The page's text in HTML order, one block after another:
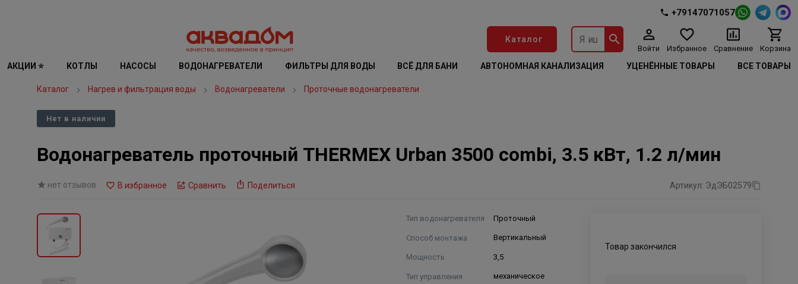
+79147071057
Каталог
Войти Избранное Сравнение Корзина
АКЦИИ ⭐ КОТЛЫ НАСОСЫ ВОДОНАГРЕВАТЕЛИ ФИЛЬТРЫ ДЛЯ ВОДЫ ВСЁ ДЛЯ БАНИ АВТОНОМНАЯ КАНАЛИЗАЦИЯ УЦЕНЁННЫЕ ТОВАРЫ ВСЕ ТОВАРЫ
Каталог Нагрев и фильтрация воды Водонагреватели Проточные водонагреватели
Нет в наличии
Водонагреватель проточный THERMEX Urban 3500 combi, 3.5 кВт, 1.2 л/мин
нет отзывов В избранное Сравнить Поделиться Артикул: ЭдЭБ02579
Тип водонагревателя Проточный
Способ монтажа Вертикальный
Мощность 3,5
Тип управления механическое
Товар закончился